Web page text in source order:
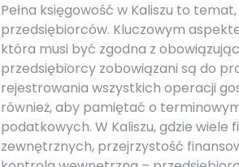
Pełna księgowość w Kaliszu to
przedsiębiorców. Kluczowym
która musi być zgodna z
przedsiębiorcy zobowiązani są do
rejestrowania wszystkich operacji
również, aby pamiętać o
podatkowych. W Kaliszu, gdzie
zewnętrznych, przejrzystość